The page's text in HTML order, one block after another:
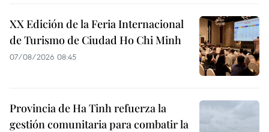
XX Edición de la Feria Internacional
de Turismo de Ciudad Ho Chi Minh
07/08/2026 08:45
Provincia de Ha Tinh refuerza la
gestión comunitaria para combatir la